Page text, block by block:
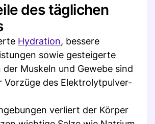
des täglichen
Hydration, bessere
sowie gesteigerte
der Muskeln und Gewebe sind
Vorzüge des Elektrolytpulver-
verliert der Körper